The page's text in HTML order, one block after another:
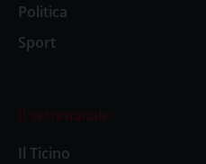
Politica
Sport
Il settimanale
Il Ticino